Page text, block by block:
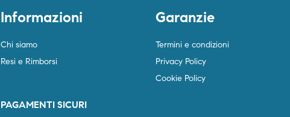
Informazioni
Chi siamo
Resi e Rimborsi
PAGAMENTI SICURI
Garanzie
Termini e condizioni
Privacy Policy
Cookie Policy